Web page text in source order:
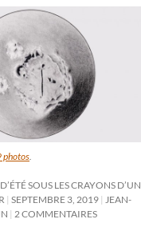
photos
SOUS LES CRAYONS D’UN
SEPTEMBRE 3, 2019
JEAN-
2 COMMENTAIRES